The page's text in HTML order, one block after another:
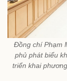
Đồng chí Phạm
phủ phát biểu
triển khai